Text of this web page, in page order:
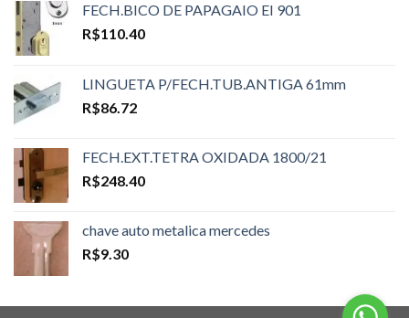
FECH.BICO DE PAPAGAIO EI 901
R$110.40
LINGUETA P/FECH.TUB.ANTIGA 61mm
R$86.72
FECH.EXT.TETRA OXIDADA 1800/21
R$248.40
chave auto metalica mercedes
R$9.30